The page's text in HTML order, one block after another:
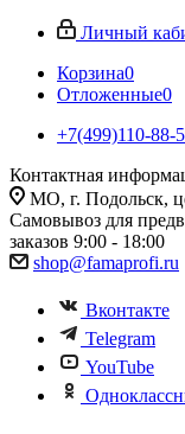
Личный
Корзина0
Отложенные0
+7(499)110-88-
Контактная
МО, г. Подольск,
Самовывоз для
заказов 9:00 - 18:00
shop@famaprofi.ru
Вконтакте
Telegram
YouTube